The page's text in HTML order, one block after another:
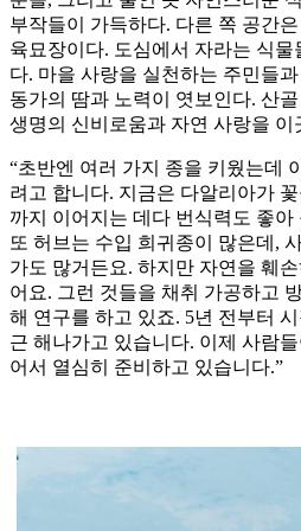
부작들이 가득하다. 다른 쪽 공간
육묘장이다. 도심에서 자라는 식물
다. 마을 사랑을 실천하는 주민들
동가의 땀과 노력이 엿보인다. 산
생명의 신비로움과 자연 사랑을
“초반엔 여러 가지 종을 키웠는데
려고 합니다. 지금은 다알리아가
까지 이어지는 데다 번식력도 좋
또 허브는 수입 희귀종이 많은데,
가도 많거든요. 하지만 자연을 훼
어요. 그런 것들을 채취 가공하고
해 연구를 하고 있죠. 5년 전부터
근 해나가고 있습니다. 이제 사람
어서 열심히 준비하고 있습니다.”